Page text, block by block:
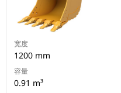
宽度
1200 mm
容量
0.91 m³